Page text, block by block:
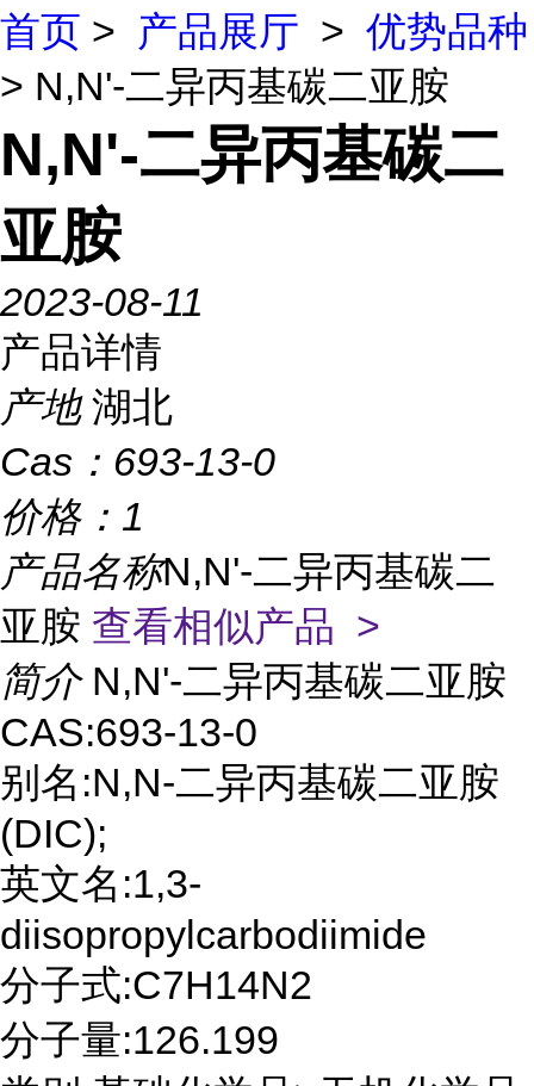
首页 > 产品展厅 > 优势品种
> N,N'-二异丙基碳二亚胺
N,N'-二异丙基碳二
亚胺
2023-08-11
产品详情
产地 湖北
Cas： 693-13-0
价格： 1
产品名称N,N'-二异丙基碳二
亚胺 查看相似产品 >
简介 N,N'-二异丙基碳二亚胺
CAS:693-13-0
别名:N,N-二异丙基碳二亚胺
(DIC);
英文名:1,3-
diisopropylcarbodiimide
分子式:C7H14N2
分子量:126.199